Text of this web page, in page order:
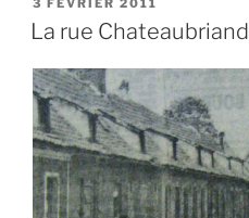
LE
3 FÉVRIER 2011
La rue Chateaubriand